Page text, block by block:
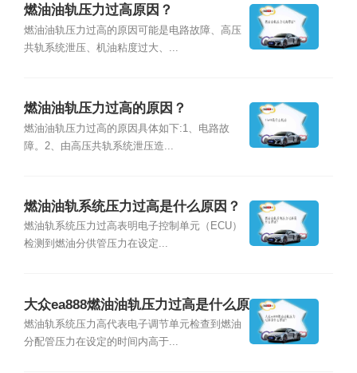
燃油油轨压力过高原因？
燃油油轨压力过高的原因可能是电路故障、高压
共轨系统泄压、机油粘度过大、...
燃油油轨压力过高的原因？
燃油油轨压力过高的原因具体如下:1、电路故
障。2、由高压共轨系统泄压造...
燃油油轨系统压力过高是什么原因？
燃油轨系统压力过高表明电子控制单元（ECU）
检测到燃油分供管压力在设定...
大众ea888燃油油轨压力过高是什么原
因？
燃油轨系统压力高代表电子调节单元检查到燃油
分配管压力在设定的时间内高于...